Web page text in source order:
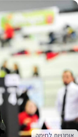
אומנויות לחימה